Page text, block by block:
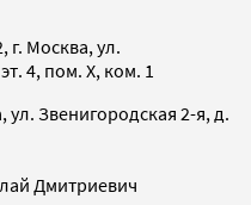
г. Москва, ул.
4, пом. X, ком. 1
ул. Звенигородская 2-я, д.
Дмитриевич